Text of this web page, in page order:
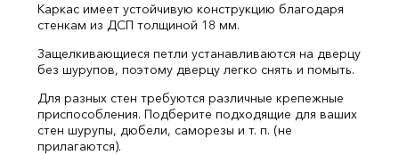
Каркас имеет устойчивую конструкцию благодаря
стенкам из ДСП толщиной 18 мм.
Защелкивающиеся петли устанавливаются на дверцу
без шурупов, поэтому дверцу легко снять и помыть.
Для разных стен требуются различные крепежные
приспособления. Подберите подходящие для ваших
стен шурупы, дюбели, саморезы и т. п. (не
прилагаются).